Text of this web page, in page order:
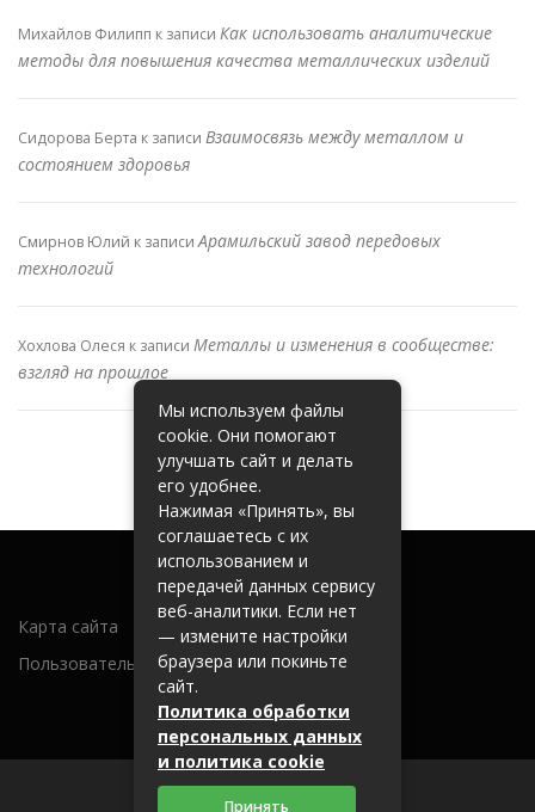
Михайлов Филипп к записи Как использовать аналитические
методы для повышения качества металлических изделий
Сидорова Берта к записи Взаимосвязь между металлом и
состоянием здоровья
Смирнов Юлий к записиАрамильский завод передовых
технологий
Хохлова Олеся к записи Металлы и изменения в сообществе:
взгляд на прошлое
Карта сайта
Пользовательское соглашение
Мы используем файлы
cookie. Они помогают
улучшать сайт и делать
его удобнее.
Нажимая «Принять», вы
соглашаетесь с их
использованием и
передачей данных сервису
веб-аналитики. Если нет
— измените настройки
браузера или покиньте
сайт.
Политика обработки
персональных данных
и политика cookie
Принять